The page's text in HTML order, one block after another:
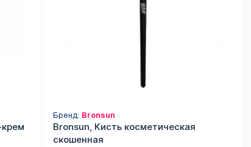
Бренд: Bronsun
Bronsun, Кисть косметическая
скошенная